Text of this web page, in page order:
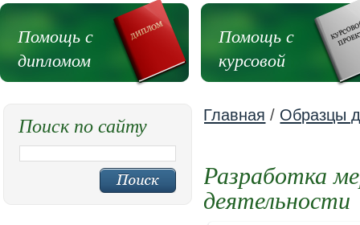
Помощь с
дипломом
Помощь с
курсовой
Главная / Образцы
Разработка
деятельности
Поиск по сайту